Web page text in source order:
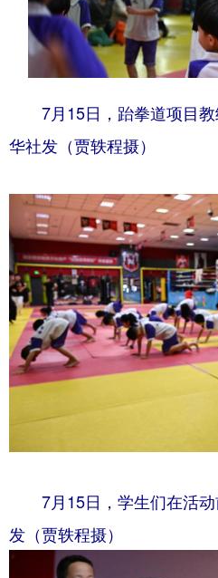
四川 贵州
陕西 甘肃
English Español
Русский язык
Deutsch Português
7月15日，跆拳道项目
华社发（贾轶程摄）
7月15日，学生们在活动
发（贾轶程摄）